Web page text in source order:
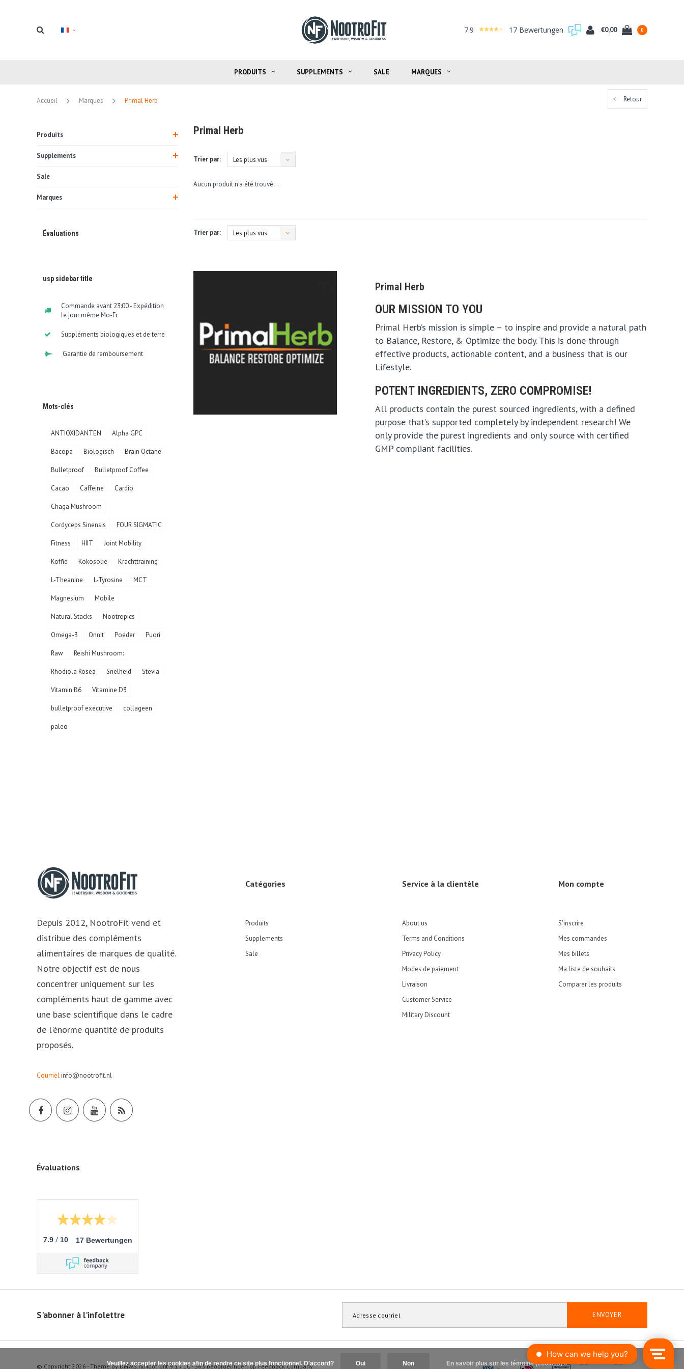
7.9 17 Bewertungen €0,00 0
PRODUITS SUPPLEMENTS SALE MARQUES
Accueil Marques Primal Herb Retour
Produits
Supplements
Sale
Marques
Évaluations
usp sidebar title
Commande avant 23:00 - Expédition
le jour même Mo-Fr
Suppléments biologiques et de terre
Garantie de remboursement
Mots-clés
ANTIOXIDANTEN Alpha GPC
Bacopa Biologisch Brain Octane
Bulletproof Bulletproof Coffee
Cacao Caffeine Cardio
Chaga Mushroom
Cordyceps Sinensis FOUR SIGMATIC
Fitness HIIT Joint Mobility
Koffie Kokosolie Krachttraining
L-Theanine L-Tyrosine MCT
Magnesium Mobile
Natural Stacks Nootropics
Omega-3 Onnit Poeder Puori
Raw Reishi Mushroom:
Rhodiola Rosea Snelheid Stevia
Vitamin B6 Vitamine D3
bulletproof executive collageen
paleo
Primal Herb
Trier par: Les plus vus
Aucun produit n'a été trouvé...
Trier par: Les plus vus
Primal Herb
OUR MISSION TO YOU
Primal Herb’s mission is simple – to inspire and provide a natural path
to Balance, Restore, & Optimize the body. This is done through
effective products, actionable content, and a business that is our
Lifestyle.
POTENT INGREDIENTS, ZERO COMPROMISE!
All products contain the purest sourced ingredients, with a defined
purpose that’s supported completely by independent research! We
only provide the purest ingredients and only source with certified
GMP compliant facilities.
Depuis 2012, NootroFit vend et
distribue des compléments
alimentaires de marques de qualité.
Notre objectif est de nous
concentrer uniquement sur les
compléments haut de gamme avec
une base scientifique dans le cadre
de l'énorme quantité de produits
proposés.
Courrielinfo@nootrofit.nl
Catégories
Produits
Supplements
Sale
Service à la clientèle
About us
Terms and Conditions
Privacy Policy
Modes de paiement
Livraison
Customer Service
Military Discount
Mon compte
S'inscrire
Mes commandes
Mes billets
Ma liste de souhaits
Comparer les produits
Évaluations
7.9 / 10 17 Bewertungen
S'abonner à l'infolettre ENVOYER
© Copyright 2026 - Theme byDMWS.nlNootrofit 9.1/10 -363beoordelingen opFeedback Company
Veuillez accepter les cookies afin de rendre ce site plus fonctionnel. D'accord? Oui Non En savoir plus sur les témoins (cookies) »